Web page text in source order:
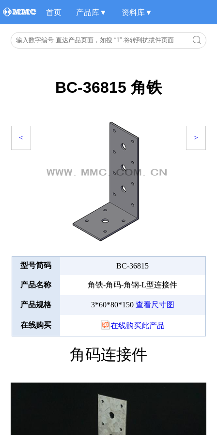
首页 产品库▼ 资料库▼
BC-36815 角铁
< >
型号简码 BC-36815
产品名称 角铁-角码-角钢-L型连接件
产品规格 3*60*80*150 查看尺寸图
在线购买 在线购买此产品
角码连接件